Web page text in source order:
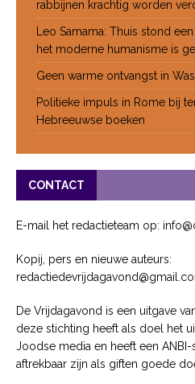
rabbijnen krachtig worden
Leo Samama: Thuis stond
het moderne humanisme is
Geen warme ontvangst in
Politieke impuls in Rome bij
Hebreeuwse boeken
CONTACT
E-mail het redactieteam op:
Kopij, pers en nieuwe auteurs:
De Vrijdagavond is een uitgave
deze stichting heeft als doel het
Joodse media en heeft een
aftrekbaar zijn als giften goede